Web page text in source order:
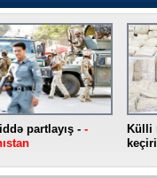
partlayış - -
Külli